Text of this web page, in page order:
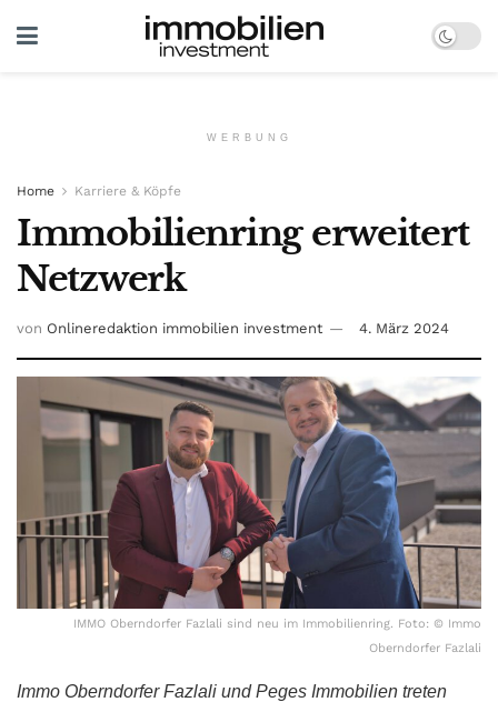
WERBUNG
Home Karriere & Köpfe
Immobilienring erweitert
Netzwerk
von Onlineredaktion immobilien investment 4. März 2024
IMMO Oberndorfer Fazlali sind neu im Immobilienring. Foto: © Immo
Oberndorfer Fazlali
Immo Oberndorfer Fazlali und Peges Immobilien treten